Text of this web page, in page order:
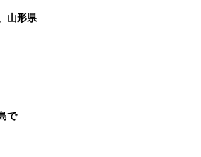
山形県
で